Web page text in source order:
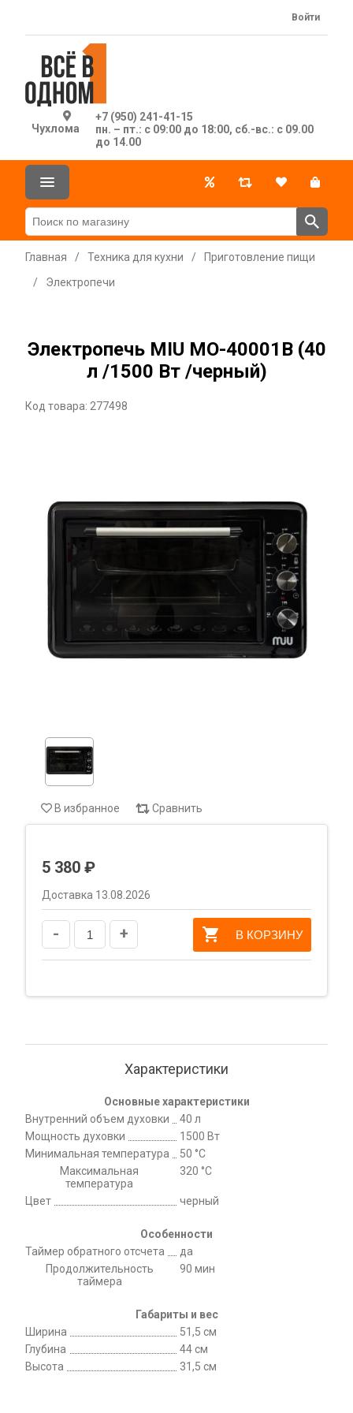
Чухлома
+7 (950) 241-41-15
пн. – пт.: с 09:00 до 18:00, сб.-вс.: с 09.00
до 14.00
Войти
Главная / Техника для кухни /
Приготовление пищи
/
Электропечи
Электропечь MIU МО-40001В (40
л /1500 Вт /черный)
Код товара: 277498
В избранное Сравнить
5 380 ₽
Доставка 13.08.2026
- + В КОРЗИНУ
Характеристики
Основные характеристики
Внутренний объем духовки
40 л
Мощность духовки
1500 Вт
Минимальная температура
50 °C
Максимальная
температура
320 °C
Цвет черный
Особенности
Таймер обратного отсчета
да
Продолжительность
таймера
90 мин
Габариты и вес
Ширина
51,5 см
Глубина
44 см
Высота
31,5 см